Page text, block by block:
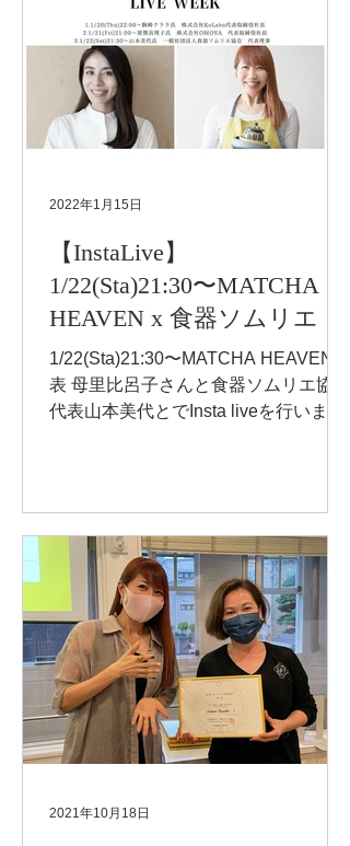
【InstaLive】
1/22(Sta)21:30〜MATCHA
HEAVEN x 食器ソムリエ
1/22(Sta)21:30〜MATCHA HEAVEN代
表 母里比呂子さんと食器ソムリエ協会
代表山本美代とでInsta liveを行いま
できたらと思ってます。
2022年1月15日
2021年10月18日